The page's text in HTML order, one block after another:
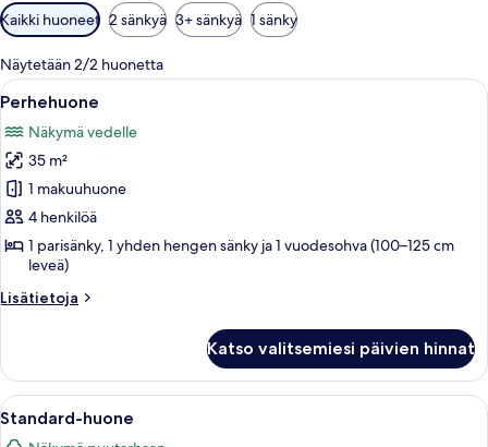
Huoneille
saatavilla
olevia
suodattimia
Kaikki huoneet 2 sänkyä 3+ sänkyä 1 sänky
Näytetään 2/2 huonetta
Avaa
kaikki
huonetyypin
Perhehuone
kuvat
Hotellihuone, jossa on sänky,
6
Perhehuone
Näkymä vedelle
35 m²
1 makuuhuone
4 henkilöä
1 parisänky, 1 yhden hengen sänky ja 1 vuodesohva (100–125 cm
leveä)
Lisätietoja
Lisätietoja
Katso valitsemiesi päivien hinnat
Avaa
kaikki
Makuuhuone, jossa on sänky,
8
Standard-huone